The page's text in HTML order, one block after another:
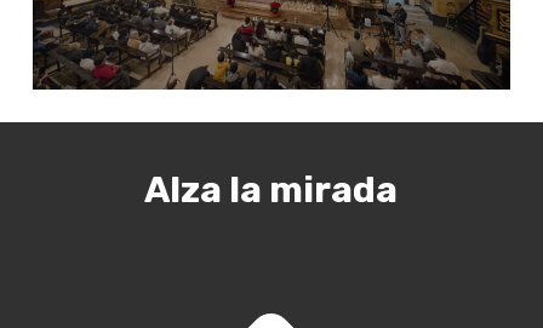
Alza la mirada